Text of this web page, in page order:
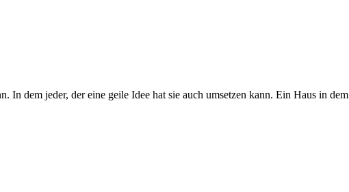
dem jeder, der eine geile Idee hat sie auch umsetzen kann. Ein Haus in